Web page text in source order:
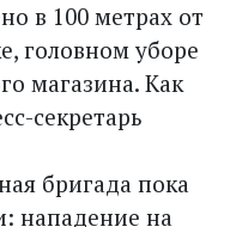
в 100 метрах от
головном уборе
магазина. Как
секретарь
бригада пока
нападение на